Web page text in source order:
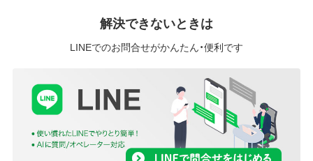
解決できないときは
LINEでのお問合せがかんたん・便利です